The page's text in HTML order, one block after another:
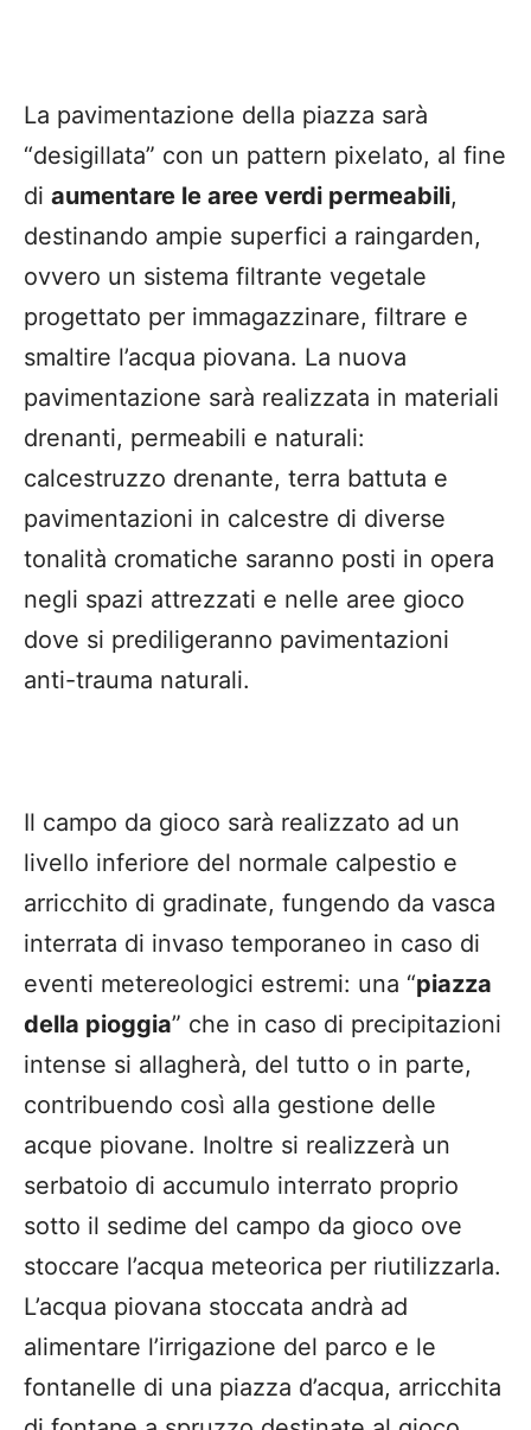
La pavimentazione della piazza sarà
“desigillata” con un pattern pixelato, al fine
di aumentare le aree verdi permeabili,
destinando ampie superfici a raingarden,
ovvero un sistema filtrante vegetale
progettato per immagazzinare, filtrare e
smaltire l’acqua piovana. La nuova
pavimentazione sarà realizzata in materiali
drenanti, permeabili e naturali:
calcestruzzo drenante, terra battuta e
pavimentazioni in calcestre di diverse
tonalità cromatiche saranno posti in opera
negli spazi attrezzati e nelle aree gioco
dove si prediligeranno pavimentazioni
anti-trauma naturali.
Il campo da gioco sarà realizzato ad un
livello inferiore del normale calpestio e
arricchito di gradinate, fungendo da vasca
interrata di invaso temporaneo in caso di
eventi metereologici estremi: una “piazza
della pioggia” che in caso di precipitazioni
intense si allagherà, del tutto o in parte,
contribuendo così alla gestione delle
acque piovane. Inoltre si realizzerà un
serbatoio di accumulo interrato proprio
sotto il sedime del campo da gioco ove
stoccare l’acqua meteorica per riutilizzarla.
L’acqua piovana stoccata andrà ad
alimentare l’irrigazione del parco e le
fontanelle di una piazza d’acqua, arricchita